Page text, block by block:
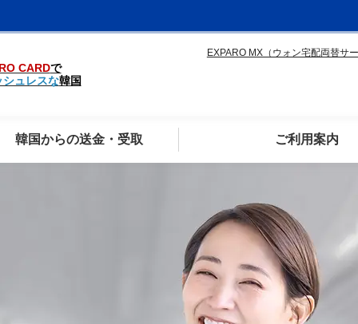
CARDで
シュレスな韓国
EXPARO MX（ウォン宅配両替サー
韓国からの送金・受取 ご利用案内